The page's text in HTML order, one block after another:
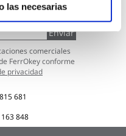
las necesarias
Newsletter
Enviar
comerciales
FerrOkey conforme
privacidad
681
848